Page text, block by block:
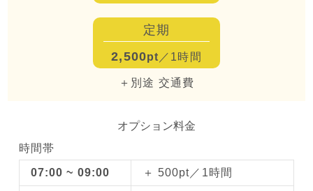
定期
2,500pt ／1時間
＋別途 交通費
オプション料金
時間帯
07:00 ~ 09:00 ＋ 500pt／1時間